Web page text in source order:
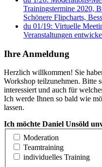
Trainingstermine 2020,
Schönere Flipcharts,
du 01/19: Virtuelle
Veranstaltungen
Ihre Anmeldung
Herzlich willkommen! Sie
Workshop teilzunehmen. Bitte
interessiert und auch für
Ich werde Ihnen so bald wie
lassen.
Ich möchte Daniel Unsöld
Moderation
Teamtraining
individuelles Training